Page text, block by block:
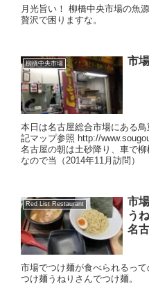
月光旨い！ 柳橋中央市場の魚
贅沢で困りますな。
柳橋中央市場 市
本日は名古屋総合市場にある
記マップ参照 http://
名古屋の朝は土砂降り、車で
なので当（2014年11月訪問）
Red List Restaurant
市
う
名
市場でつけ麺が食べられるっ
つけ麺うねりさんでつけ麺。